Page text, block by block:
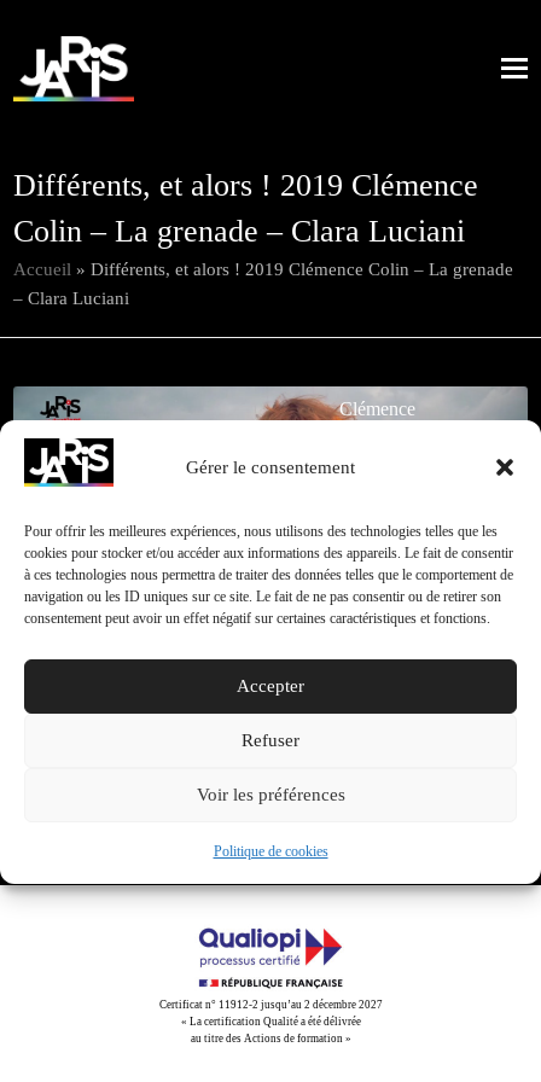
Gérer le consentement
Pour offrir les meilleures expériences, nous utilisons des technologies telles que les
cookies pour stocker et/ou accéder aux informations des appareils. Le fait de consentir
à ces technologies nous permettra de traiter des données telles que le comportement de
navigation ou les ID uniques sur ce site. Le fait de ne pas consentir ou de retirer son
consentement peut avoir un effet négatif sur certaines caractéristiques et fonctions.
Accepter
Refuser
Voir les préférences
Politique de cookies
Différents, et alors ! 2019 Clémence
Colin – La grenade – Clara Luciani
Accueil »Différents, et alors ! 2019 Clémence Colin – La grenade
– Clara Luciani
Clémence
chansigneuse
titre « La
grenade » de
Clara
Luciani
toutes nos
activer ce contenu
Certificat n° 11912-2 jusqu’au 2 décembre 2027
« La certification Qualité a été délivrée
au titre des Actions de formation »